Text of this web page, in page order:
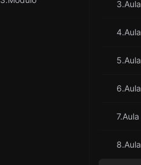
3.Aula
4.Aula
5.Aula
6.Aula
7.Aula
8.Aula